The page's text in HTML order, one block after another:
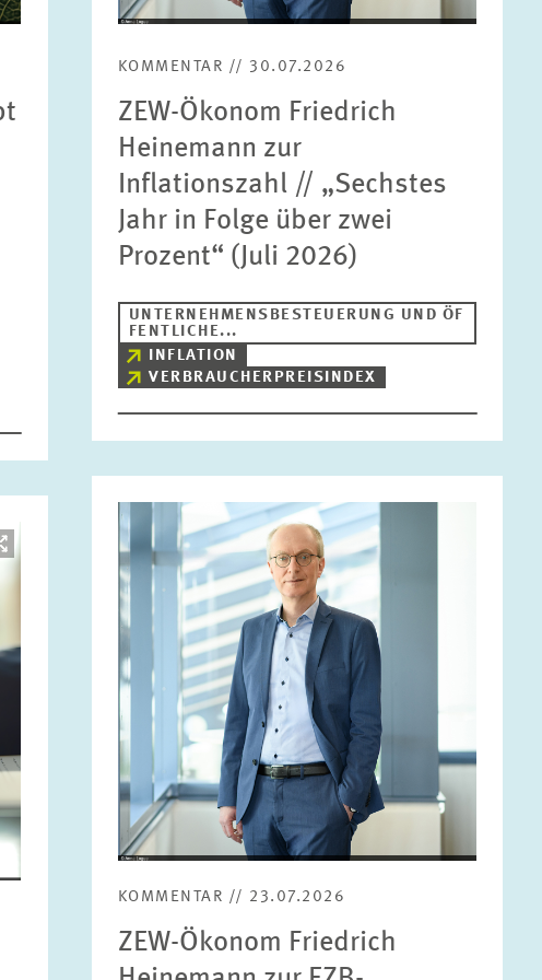
KOMMENTAR // 30.07.2026
ZEW-Ökonom Friedrich
Heinemann zur
Inflationszahl // „Sechstes
Jahr in Folge über zwei
Prozent“ (Juli 2026)
UNTERNEHMENSBESTEUERUNG UND ÖF
FENTLICHE...
INFLATION
VERBRAUCHERPREISINDEX
Bild
öffnet
in
vergrößerter
Ansicht
KOMMENTAR // 23.07.2026
ZEW-Ökonom Friedrich